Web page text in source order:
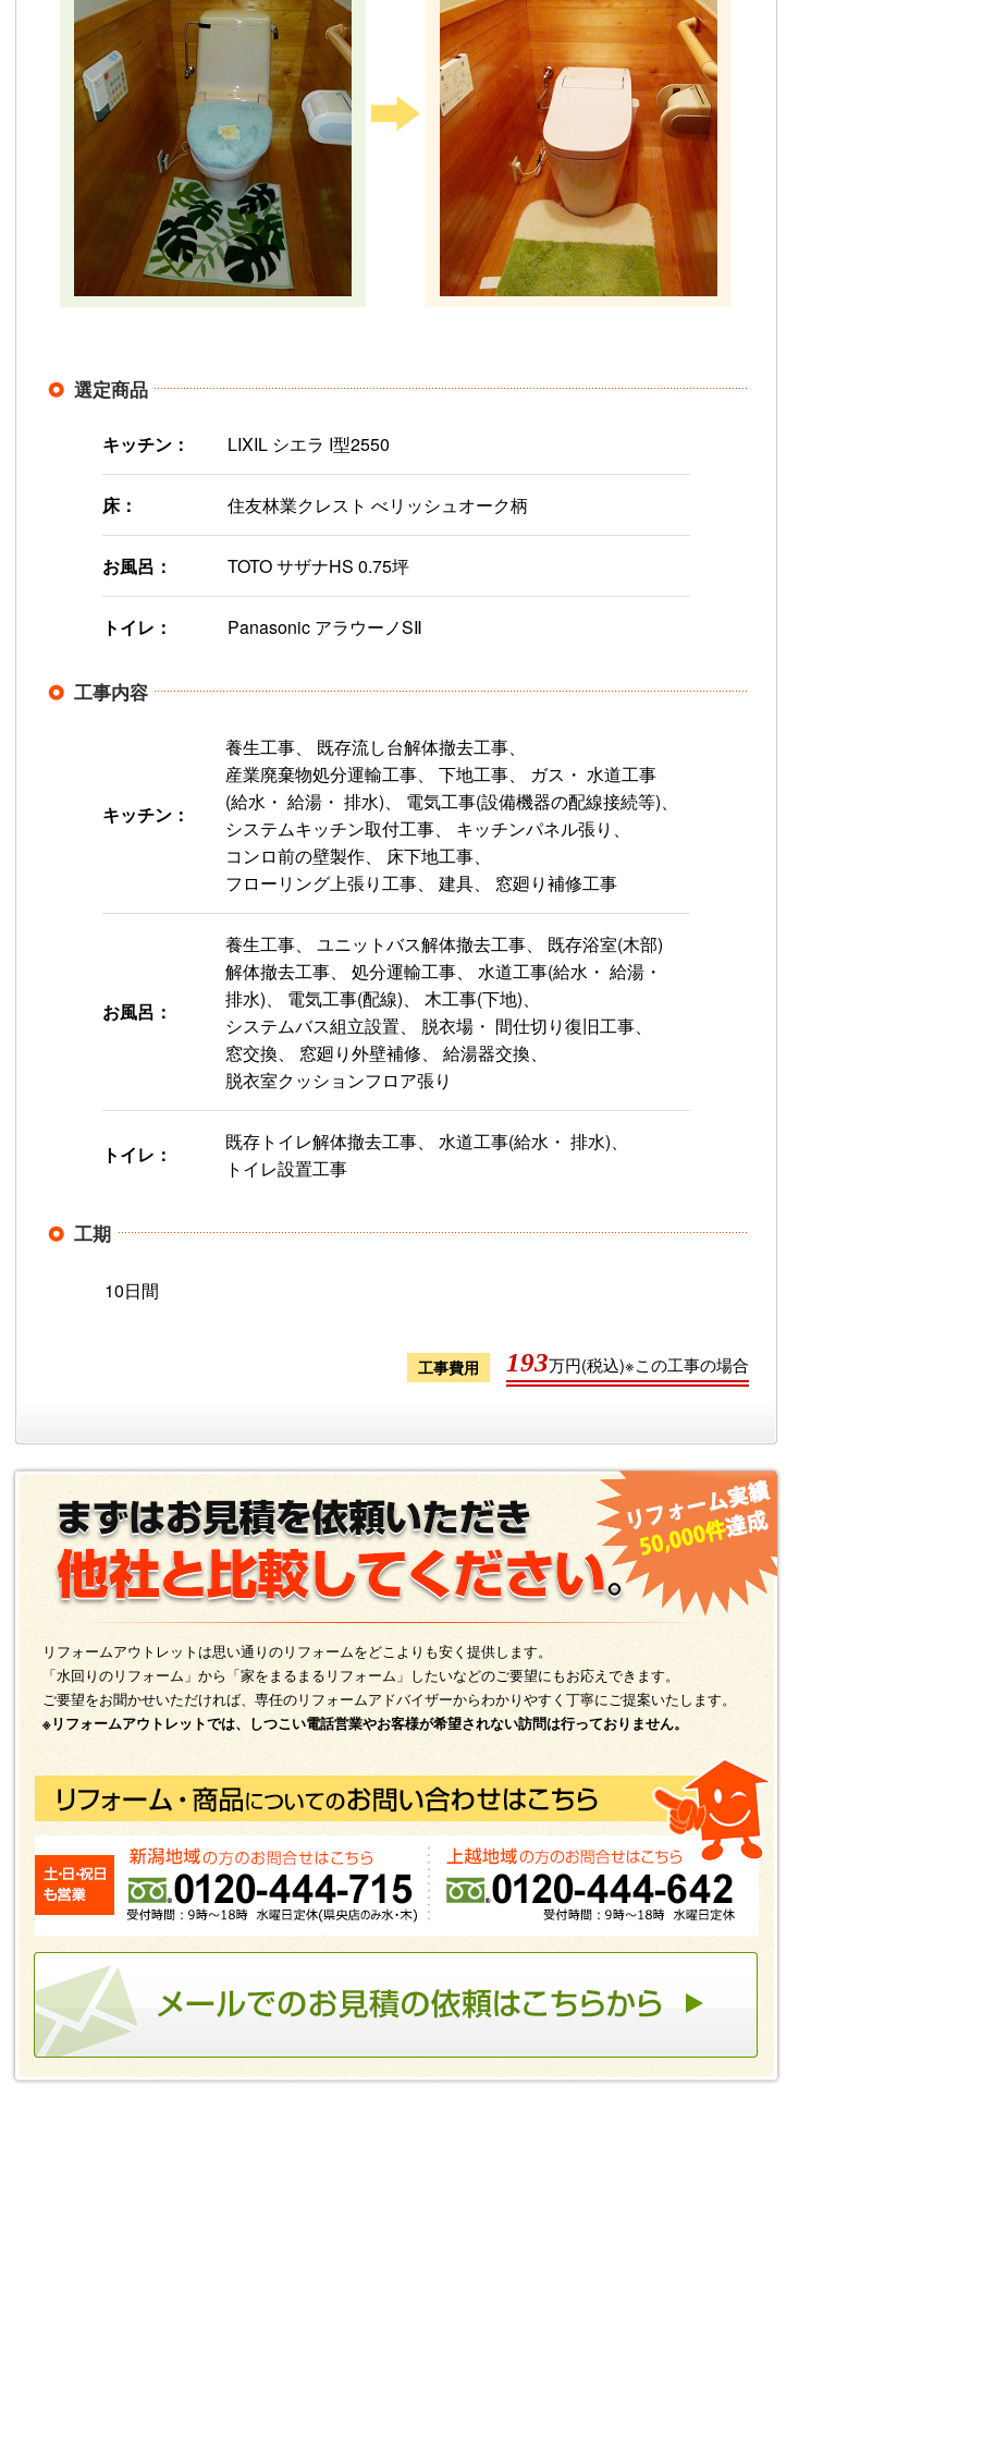
選定商品
キッチン： LIXIL シエラ I型2550
床： 住友林業クレスト べリッシュオーク柄
お風呂： TOTO サザナHS 0.75坪
トイレ： Panasonic アラウーノSⅡ
工事内容
キッチン：
養生工事、 既存流し台解体撤去工事、
産業廃棄物処分運輸工事、 下地工事、 ガス・ 水道工事
(給水・ 給湯・ 排水)、 電気工事(設備機器の配線接続等)、
システムキッチン取付工事、 キッチンパネル張り、
コンロ前の壁製作、 床下地工事、
フローリング上張り工事、 建具、 窓廻り補修工事
お風呂：
養生工事、 ユニットバス解体撤去工事、 既存浴室(木部)
解体撤去工事、 処分運輸工事、 水道工事(給水・ 給湯・
排水)、 電気工事(配線)、 木工事(下地)、
システムバス組立設置、 脱衣場・ 間仕切り復旧工事、
窓交換、 窓廻り外壁補修、 給湯器交換、
脱衣室クッションフロア張り
トイレ：
既存トイレ解体撤去工事、 水道工事(給水・ 排水)、
トイレ設置工事
工期
10日間
工事費用 193万円(税込)※この工事の場合
リフォームアウトレットは思い通りのリフォームをどこよりも安く提供します。
「水回りのリフォーム」から「家をまるまるリフォーム」したいなどのご要望にもお応えできます。
ご要望をお聞かせいただければ、専任のリフォームアドバイザーからわかりやすく丁寧にご提案いたします。
※リフォームアウトレットでは、しつこい電話営業やお客様が希望されない訪問は行っておりません。